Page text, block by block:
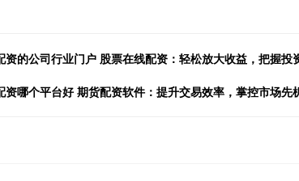
资的公司行业门户 股票在线配资：轻松放大收益，把握投
资哪个平台好 期货配资软件：提升交易效率，掌控市场先